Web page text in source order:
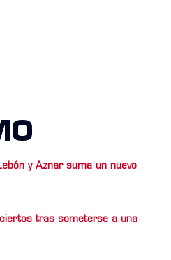
y Aznar suma un nuevo
tras someterse a una